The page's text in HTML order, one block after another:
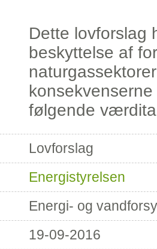
Dette lovforslag
beskyttelse af
følgende
Lovforslag
Energistyrelsen
Energi- og
19-09-2016